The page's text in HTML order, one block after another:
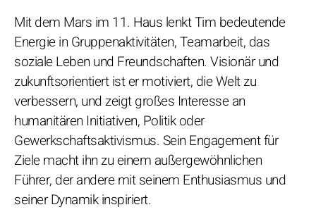
Mit dem Mars im 11. Haus lenkt Tim bedeutende
Energie in Gruppenaktivitäten, Teamarbeit, das
soziale Leben und Freundschaften. Visionär und
zukunftsorientiert ist er motiviert, die Welt zu
verbessern, und zeigt großes Interesse an
humanitären Initiativen, Politik oder
Gewerkschaftsaktivismus. Sein Engagement für
Ziele macht ihn zu einem außergewöhnlichen
Führer, der andere mit seinem Enthusiasmus und
seiner Dynamik inspiriert.